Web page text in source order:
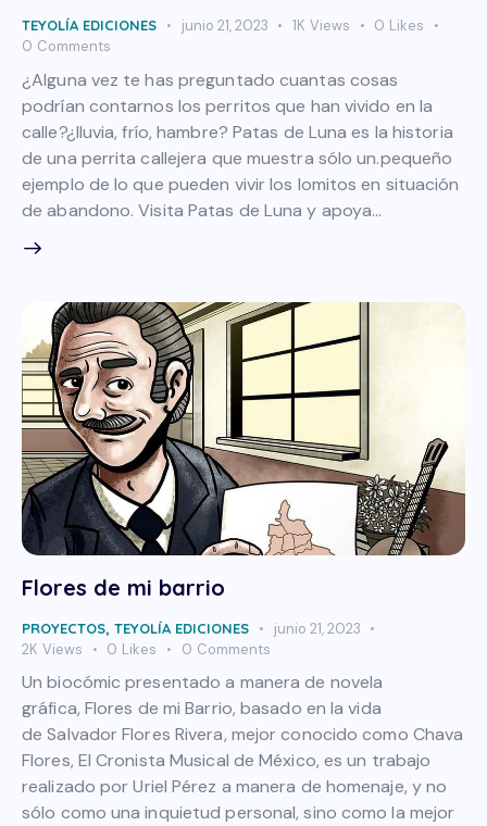
TEYOLÍA EDICIONES junio 21, 2023 1K Views 0 Likes
0 Comments
¿Alguna vez te has preguntado cuantas cosas
podrían contarnos los perritos que han vivido en la
calle?¿lluvia, frío, hambre? Patas de Luna es la historia
de una perrita callejera que muestra sólo un.pequeño
ejemplo de lo que pueden vivir los lomitos en situación
de abandono. Visita Patas de Luna y apoya…
Flores de mi barrio
PROYECTOS, TEYOLÍA EDICIONES
junio 21, 2023
2K Views 0 Likes 0 Comments
Un biocómic presentado a manera de novela
gráfica, Flores de mi Barrio, basado en la vida
de Salvador Flores Rivera, mejor conocido como Chava
Flores, El Cronista Musical de México, es un trabajo
realizado por Uriel Pérez a manera de homenaje, y no
sólo como una inquietud personal, sino como la mejor